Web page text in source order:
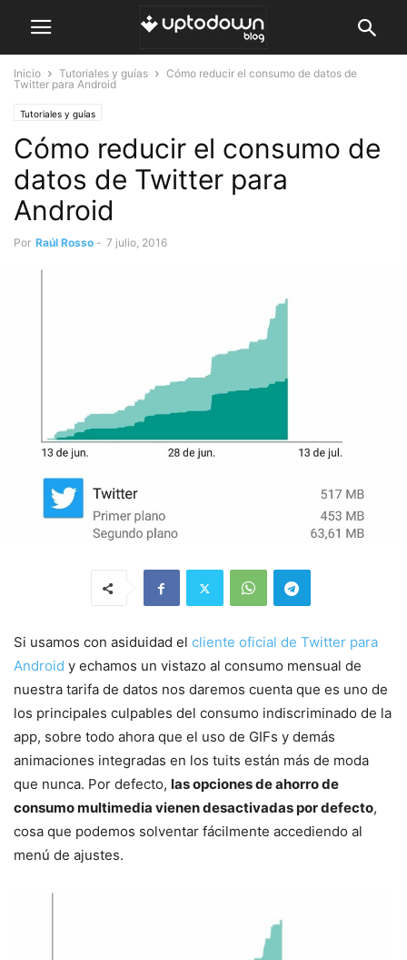
Inicio Tutoriales y guías
Cómo reducir el consumo de datos de
Twitter para Android
Tutoriales y guías
Cómo reducir el consumo de
datos de Twitter para
Android
Por Raúl Rosso - 7 julio, 2016
Si usamos con asiduidad el cliente oficial de Twitter para
Android y echamos un vistazo al consumo mensual de
nuestra tarifa de datos nos daremos cuenta que es uno de
los principales culpables del consumo indiscriminado de la
app, sobre todo ahora que el uso de GIFs y demás
animaciones integradas en los tuits están más de moda
que nunca. Por defecto, las opciones de ahorro de
consumo multimedia vienen desactivadas por defecto,
cosa que podemos solventar fácilmente accediendo al
menú de ajustes.